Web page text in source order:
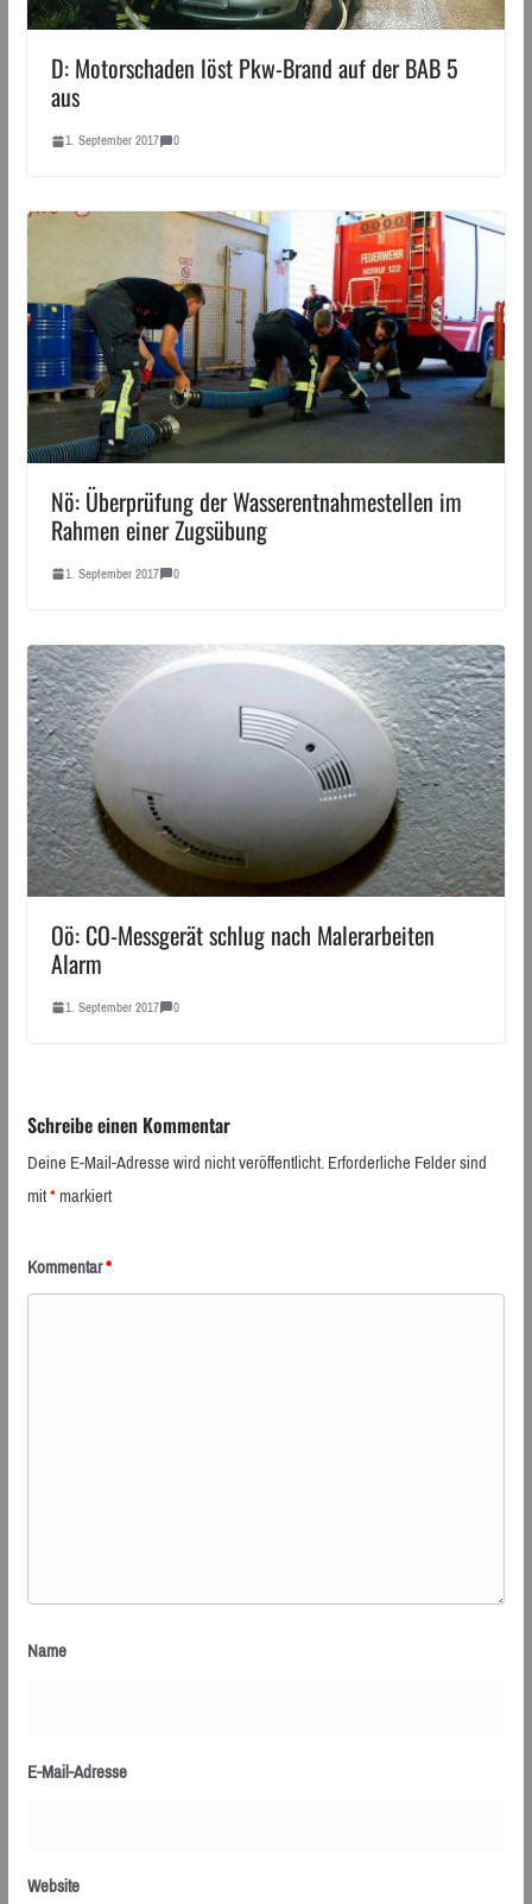
D: Motorschaden löst Pkw-Brand auf der BAB 5
aus
1. September 2017 0
Nö: Überprüfung der Wasserentnahmestellen im
Rahmen einer Zugsübung
1. September 2017 0
Oö: CO-Messgerät schlug nach Malerarbeiten
Alarm
1. September 2017 0
Schreibe einen Kommentar
Deine E-Mail-Adresse wird nicht veröffentlicht.Erforderliche Felder sind
mit*markiert
Kommentar*
Name
E-Mail-Adresse
Website